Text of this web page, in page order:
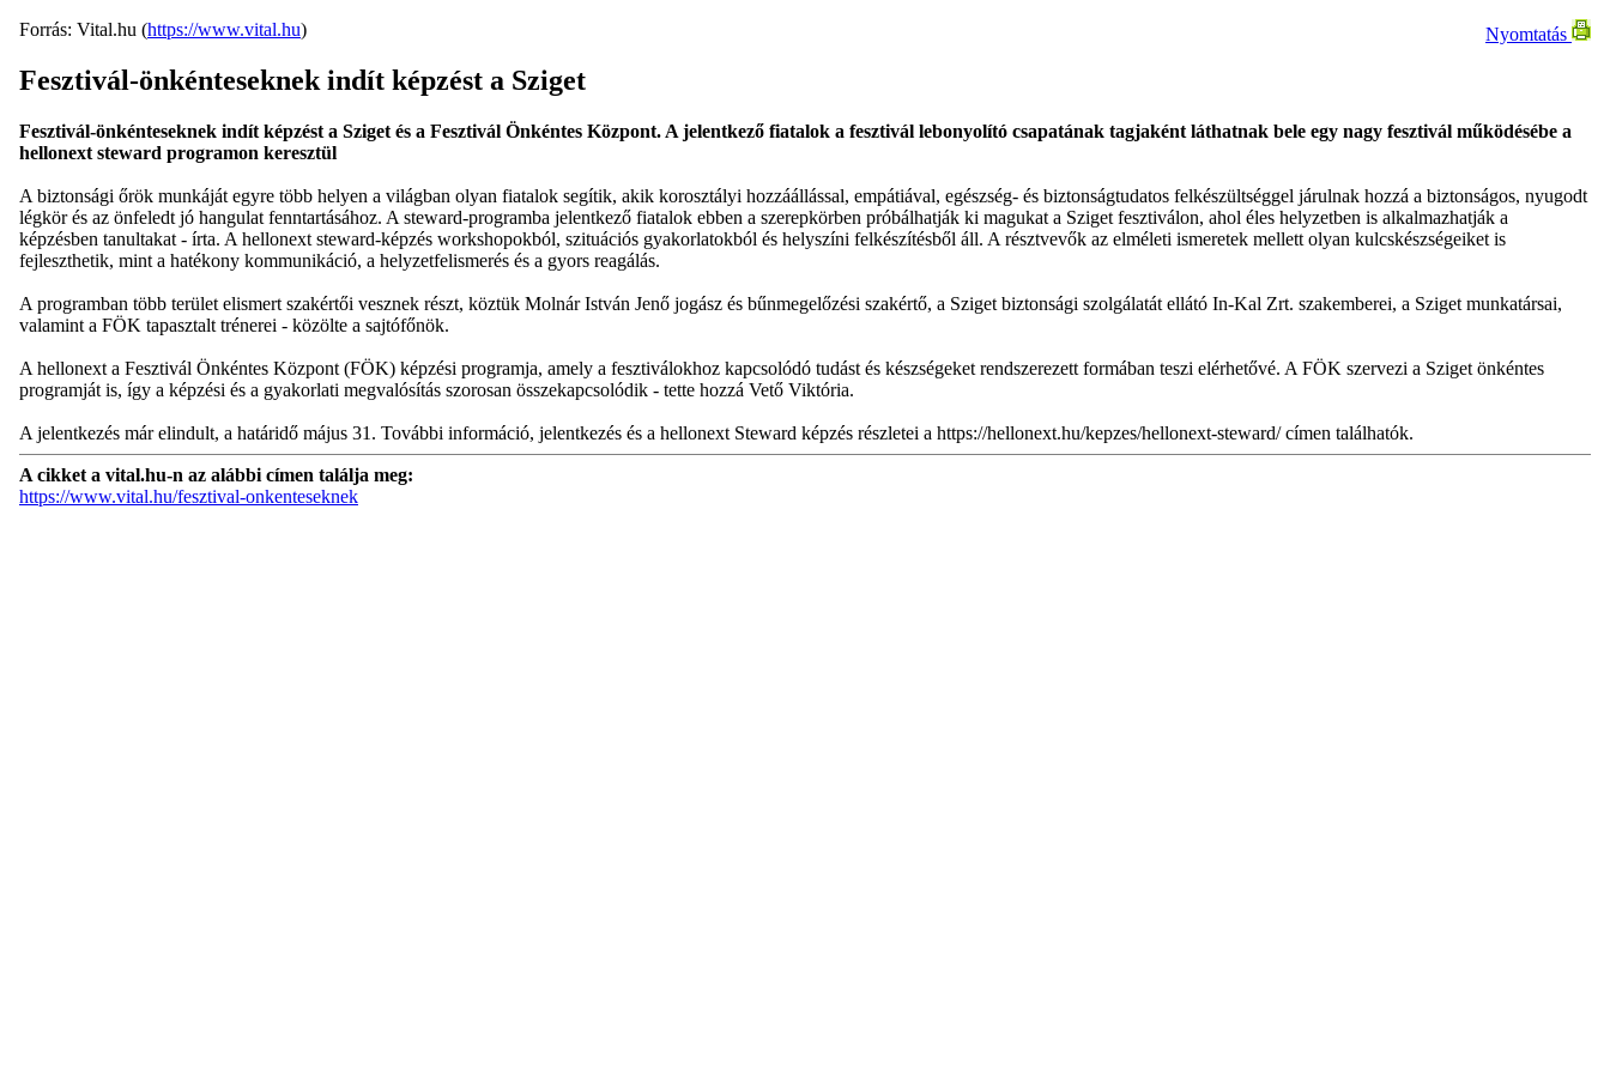
Nyomtatás
Forrás: Vital.hu (https://www.vital.hu)
Fesztivál-önkénteseknek indít képzést a Sziget
Fesztivál-önkénteseknek indít képzést a Sziget és a Fesztivál Önkéntes Központ. A jelentkező fiatalok a fesztivál lebonyolító csapatának tagjaként láthatnak bele egy nagy fesztivál működésébe a
hellonext steward programon keresztül
A biztonsági őrök munkáját egyre több helyen a világban olyan fiatalok segítik, akik korosztályi hozzáállással, empátiával, egészség- és biztonságtudatos felkészültséggel járulnak hozzá a biztonságos, nyugodt
légkör és az önfeledt jó hangulat fenntartásához. A steward-programba jelentkező fiatalok ebben a szerepkörben próbálhatják ki magukat a Sziget fesztiválon, ahol éles helyzetben is alkalmazhatják a
képzésben tanultakat - írta. A hellonext steward-képzés workshopokból, szituációs gyakorlatokból és helyszíni felkészítésből áll. A résztvevők az elméleti ismeretek mellett olyan kulcskészségeiket is
fejleszthetik, mint a hatékony kommunikáció, a helyzetfelismerés és a gyors reagálás.
A programban több terület elismert szakértői vesznek részt, köztük Molnár István Jenő jogász és bűnmegelőzési szakértő, a Sziget biztonsági szolgálatát ellátó In-Kal Zrt. szakemberei, a Sziget munkatársai,
valamint a FÖK tapasztalt trénerei - közölte a sajtófőnök.
A hellonext a Fesztivál Önkéntes Központ (FÖK) képzési programja, amely a fesztiválokhoz kapcsolódó tudást és készségeket rendszerezett formában teszi elérhetővé. A FÖK szervezi a Sziget önkéntes
programját is, így a képzési és a gyakorlati megvalósítás szorosan összekapcsolódik - tette hozzá Vető Viktória.
A jelentkezés már elindult, a határidő május 31. További információ, jelentkezés és a hellonext Steward képzés részletei a https://hellonext.hu/kepzes/hellonext-steward/ címen találhatók.
A cikket a vital.hu-n az alábbi címen találja meg:
https://www.vital.hu/fesztival-onkenteseknek